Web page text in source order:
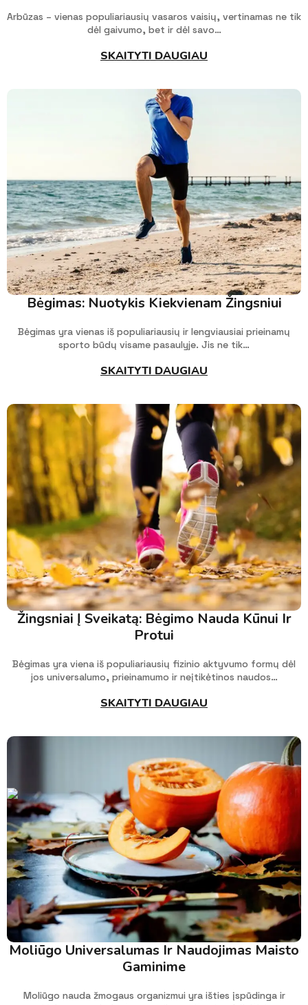
Arbūzas – vienas populiariausių vasaros vaisių, vertinamas ne tik
dėl gaivumo, bet ir dėl savo…
SKAITYTI DAUGIAU
Bėgimas: Nuotykis Kiekvienam Žingsniui
Bėgimas yra vienas iš populiariausių ir lengviausiai prieinamų
sporto būdų visame pasaulyje. Jis ne tik…
SKAITYTI DAUGIAU
Žingsniai Į Sveikatą: Bėgimo Nauda Kūnui Ir
Protui
Bėgimas yra viena iš populiariausių fizinio aktyvumo formų dėl
jos universalumo, prieinamumo ir neįtikėtinos naudos…
SKAITYTI DAUGIAU
Moliūgo Universalumas Ir Naudojimas Maisto
Gaminime
Moliūgo nauda žmogaus organizmui yra išties įspūdinga ir